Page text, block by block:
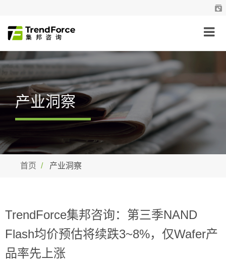
产业洞察
首页 产业洞察
TrendForce集邦咨询：第三季NAND
Flash均价预估将续跌3~8%，仅Wafer产
品率先上涨